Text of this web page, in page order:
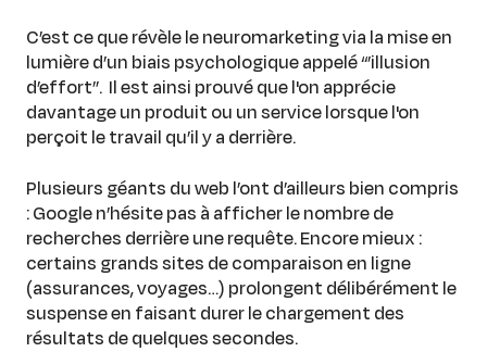
C’est ce que révèle le neuromarketing via la mise en
lumière d’un biais psychologique appelé “’illusion
d’effort”. Il est ainsi prouvé que l'on apprécie
davantage un produit ou un service lorsque l'on
perçoit le travail qu’il y a derrière.
Plusieurs géants du web l’ont d’ailleurs bien compris
: Google n’hésite pas à afficher le nombre de
recherches derrière une requête. Encore mieux :
certains grands sites de comparaison en ligne
(assurances, voyages…) prolongent délibérément le
suspense en faisant durer le chargement des
résultats de quelques secondes.